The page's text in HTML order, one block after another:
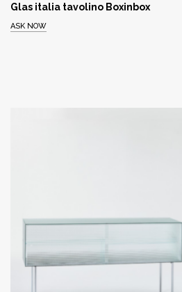
Glas italia tavolino Boxinbox
ASK NOW